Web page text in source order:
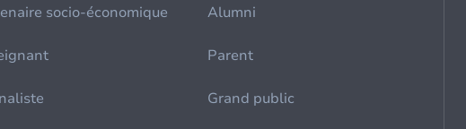
socio-économique Alumni
Parent
Grand public